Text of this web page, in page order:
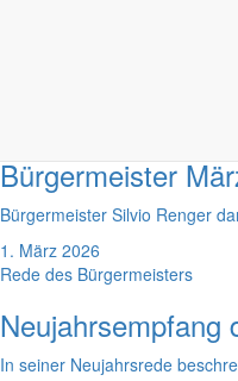
Bürgermeister Silvio Renger
Bürgermeister
Bürgermeister Silvio Renger
1. März 2026
Rede des Bürgermeisters
Neujahrsempfang
In seiner Neujahrsrede